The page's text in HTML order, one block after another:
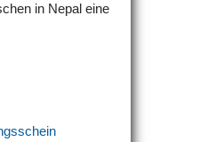
in Nepal eine